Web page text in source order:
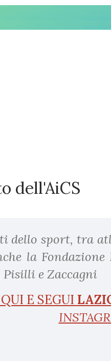
dell'AiCS
dello sport, tra
la
Pisilli e Zaccagni
E SEGUI